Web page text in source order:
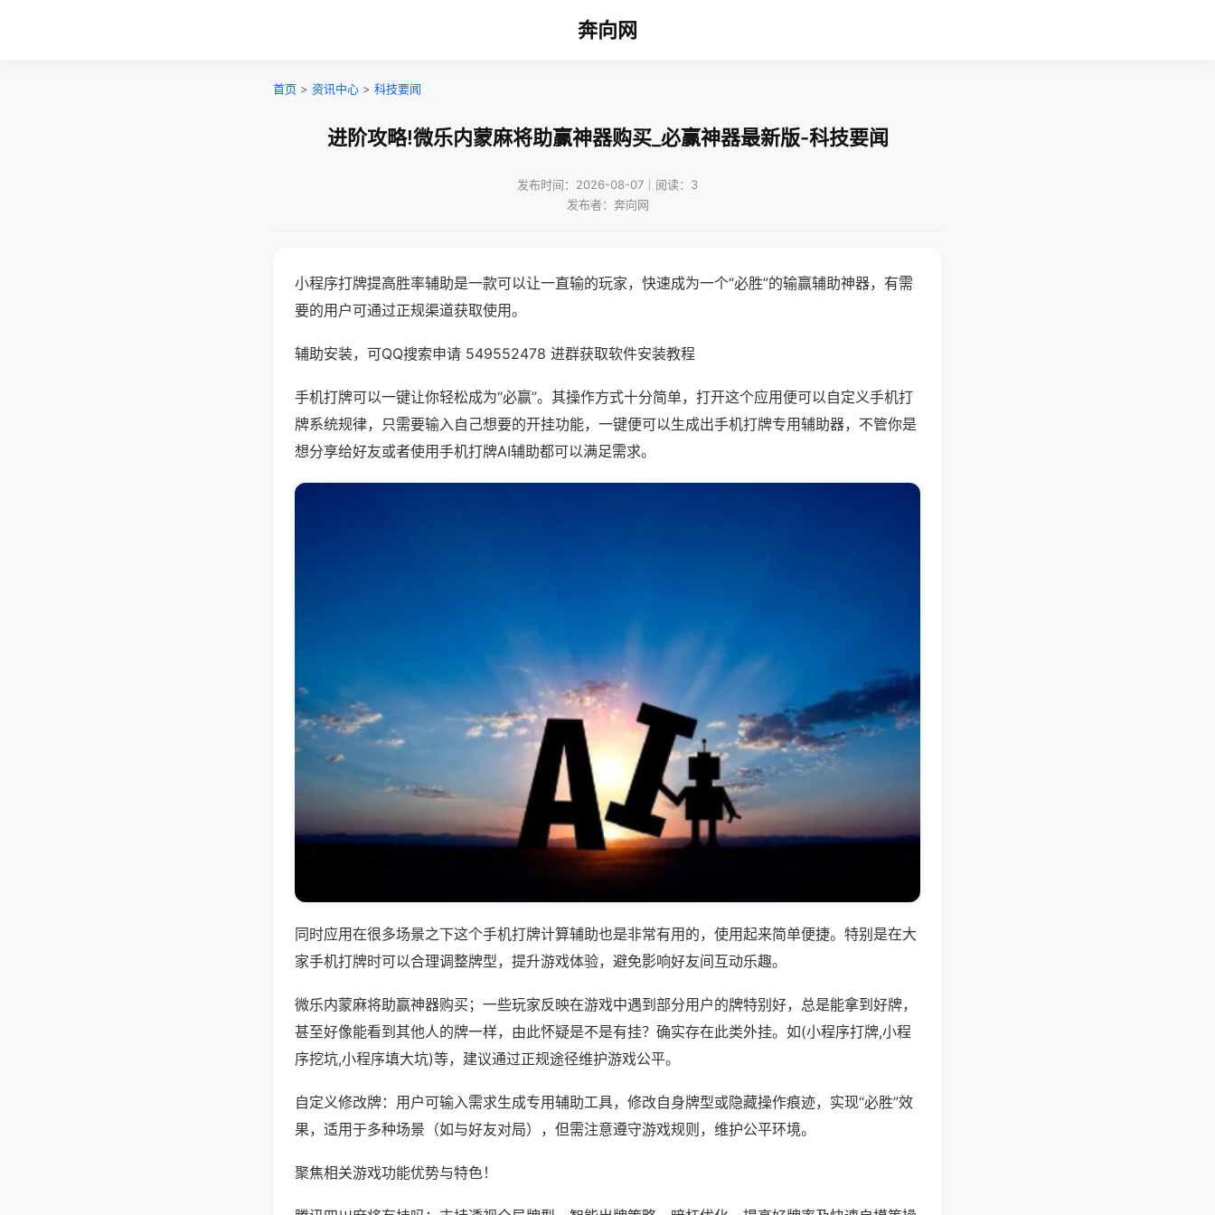
奔向网
首页 > 资讯中心 > 科技要闻
进阶攻略!微乐内蒙麻将助赢神器购买_必赢神器最新版-科技要闻
发布时间：2026-08-07｜阅读：3
发布者：奔向网
小程序打牌提高胜率辅助是一款可以让一直输的玩家，快速成为一个“必胜”的输赢辅助神器，有需
要的用户可通过正规渠道获取使用。
辅助安装，可QQ搜索申请 549552478 进群获取软件安装教程
手机打牌可以一键让你轻松成为“必赢”。其操作方式十分简单，打开这个应用便可以自定义手机打
牌系统规律，只需要输入自己想要的开挂功能，一键便可以生成出手机打牌专用辅助器，不管你是
想分享给好友或者使用手机打牌AI辅助都可以满足需求。
同时应用在很多场景之下这个手机打牌计算辅助也是非常有用的，使用起来简单便捷。特别是在大
家手机打牌时可以合理调整牌型，提升游戏体验，避免影响好友间互动乐趣。
微乐内蒙麻将助赢神器购买；一些玩家反映在游戏中遇到部分用户的牌特别好，总是能拿到好牌，
甚至好像能看到其他人的牌一样，由此怀疑是不是有挂？确实存在此类外挂。如(小程序打牌,小程
序挖坑,小程序填大坑)等，建议通过正规途径维护游戏公平。
自定义修改牌：用户可输入需求生成专用辅助工具，修改自身牌型或隐藏操作痕迹，实现“必胜”效
果，适用于多种场景（如与好友对局），但需注意遵守游戏规则，维护公平环境。
聚焦相关游戏功能优势与特色！